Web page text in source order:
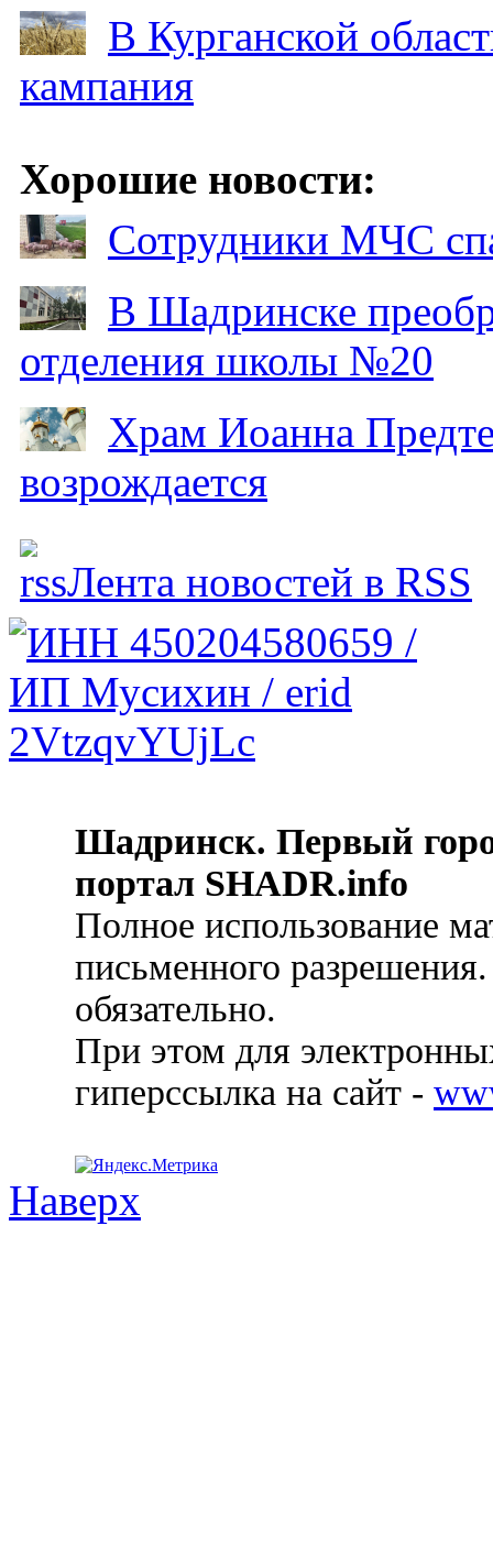
В Курганской
кампания
Хорошие новости:
Сотрудники МЧС
В Шадринске
отделения школы №20
Храм Иоанна
возрождается
Лента новостей в RSS
Шадринск. Первый
портал SHADR.info
Полное использование
письменного
обязательно.
При этом для
гиперссылка на сайт -
Наверх